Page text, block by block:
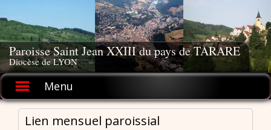
to
content
Paroisse Saint Jean XXIII du pays de TARARE
Diocèse de LYON
Menu
Lien mensuel paroissial